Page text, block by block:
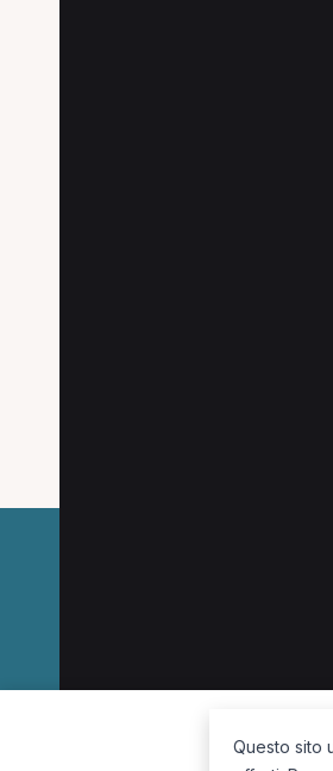
Questo sito